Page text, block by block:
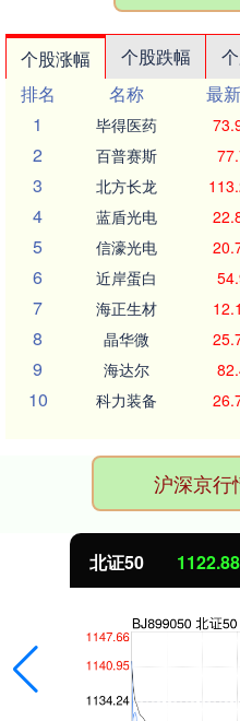
个股涨幅 个股跌幅
排名
名称 最
1
毕得医药
2 百普赛斯
3 北方长龙
4 蓝盾光电
5 信濠光电
6 近岸蛋白
7 海正生材
8 晶华微
9 海达尔
10 科力装备
沪深京行
北证50 1122.88